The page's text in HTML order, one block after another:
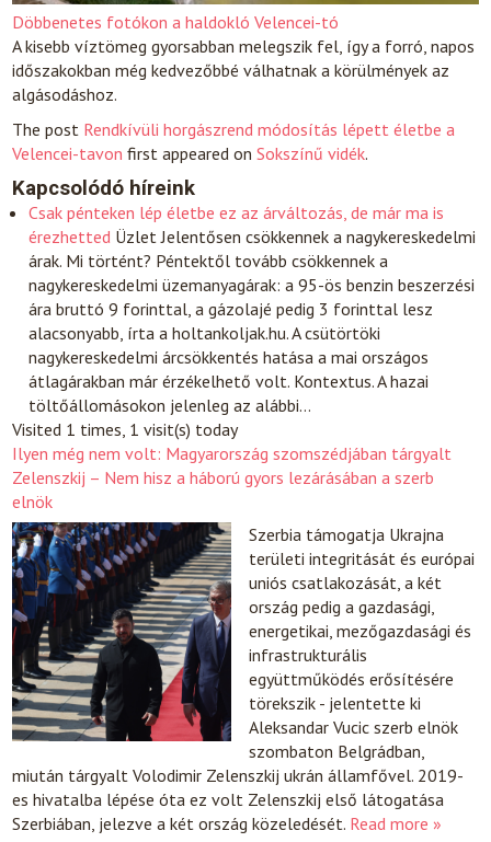
Döbbenetes fotókon a haldokló Velencei-tó
A kisebb víztömeg gyorsabban melegszik fel, így a forró, napos
időszakokban még kedvezőbbé válhatnak a körülmények az
algásodáshoz.
The post Rendkívüli horgászrend módosítás lépett életbe a
Velencei-tavon first appeared onSokszínű vidék.
Kapcsolódó híreink
Csak pénteken lép életbe ez az árváltozás, de már ma is
érezhetted Üzlet Jelentősen csökkennek a nagykereskedelmi
árak. Mi történt? Péntektől tovább csökkennek a
nagykereskedelmi üzemanyagárak: a 95-ös benzin beszerzési
ára bruttó 9 forinttal, a gázolajé pedig 3 forinttal lesz
alacsonyabb, írta a holtankoljak.hu. A csütörtöki
nagykereskedelmi árcsökkentés hatása a mai országos
átlagárakban már érzékelhető volt. Kontextus. A hazai
töltőállomásokon jelenleg az alábbi…
Visited 1 times, 1 visit(s) today
Ilyen még nem volt: Magyarország szomszédjában tárgyalt
Zelenszkij – Nem hisz a háború gyors lezárásában a szerb
elnök
Szerbia támogatja Ukrajna
területi integritását és európai
uniós csatlakozását, a két
ország pedig a gazdasági,
energetikai, mezőgazdasági és
infrastrukturális
együttműködés erősítésére
törekszik - jelentette ki
Aleksandar Vucic szerb elnök
szombaton Belgrádban,
miután tárgyalt Volodimir Zelenszkij ukrán államfővel. 2019-
es hivatalba lépése óta ez volt Zelenszkij első látogatása
Szerbiában, jelezve a két ország közeledését. Read more »